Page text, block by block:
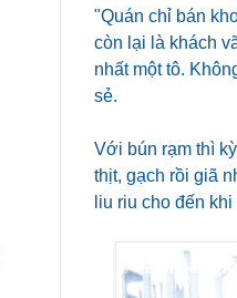
"Quán chỉ bán
còn lại là khách
nhất một tô.
sẻ.
Với bún rạm thì
thịt, gạch rồi giã
liu riu cho đến